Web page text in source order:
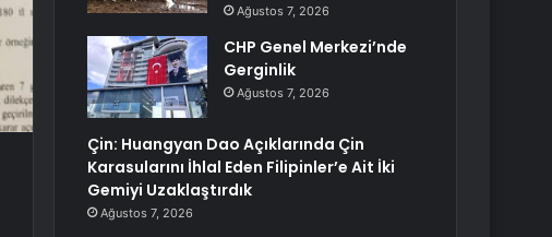
Ağustos 7, 2026
CHP Genel Merkezi’nde
Gerginlik
Ağustos 7, 2026
Çin: Huangyan Dao Açıklarında Çin
Karasularını İhlal Eden Filipinler’e Ait İki
Gemiyi Uzaklaştırdık
Ağustos 7, 2026